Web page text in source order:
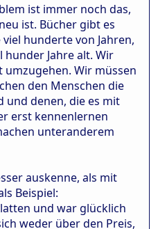
ist immer noch das,
ist. Bücher gibt es
hunderte von Jahren,
Jahre alt. Wir
Wir müssen
den Menschen die
und denen, die es mit
erst kennenlernen
unteranderem
auskenne, als mit
Beispiel:
und war glücklich
weder über den Preis,